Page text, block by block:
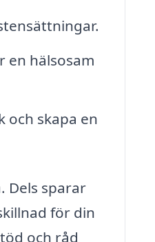
en hälsosam
och skapa en
Dels sparar
för din
och råd